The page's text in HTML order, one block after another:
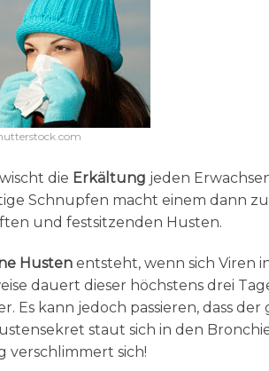
die Erkältung jeden
Schnupfen macht einem dann
und festsitzenden Husten.
Husten entsteht, wenn sich Viren
dauert dieser höchstens drei
Es kann jedoch passieren, dass
staut sich in den
verschlimmert sich!